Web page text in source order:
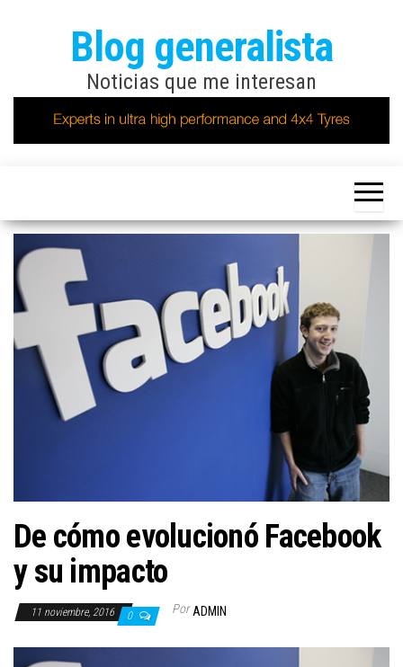
Blog generalista
Noticias que me interesan
De cómo evolucionó Facebook
y su impacto
11 noviembre, 2016 0 Por ADMIN